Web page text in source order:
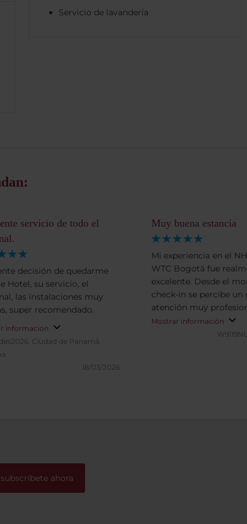
Servicio de lavandería
servicio de todo el
decisión de quedarme
Hotel, su servicio, el
las instalaciones muy
super recomendado.
información
Ciudad de Panamá,
18/03/2026
Muy buena estancia
Mi experiencia en el
WTC Bogotá fue
excelente. Desde el
check-in se percibe un
atención muy
amable por parte de
personal, siempre
ayudar y hacer que la
Otro punto fuerte del
Mostrar información
subscríbete ahora